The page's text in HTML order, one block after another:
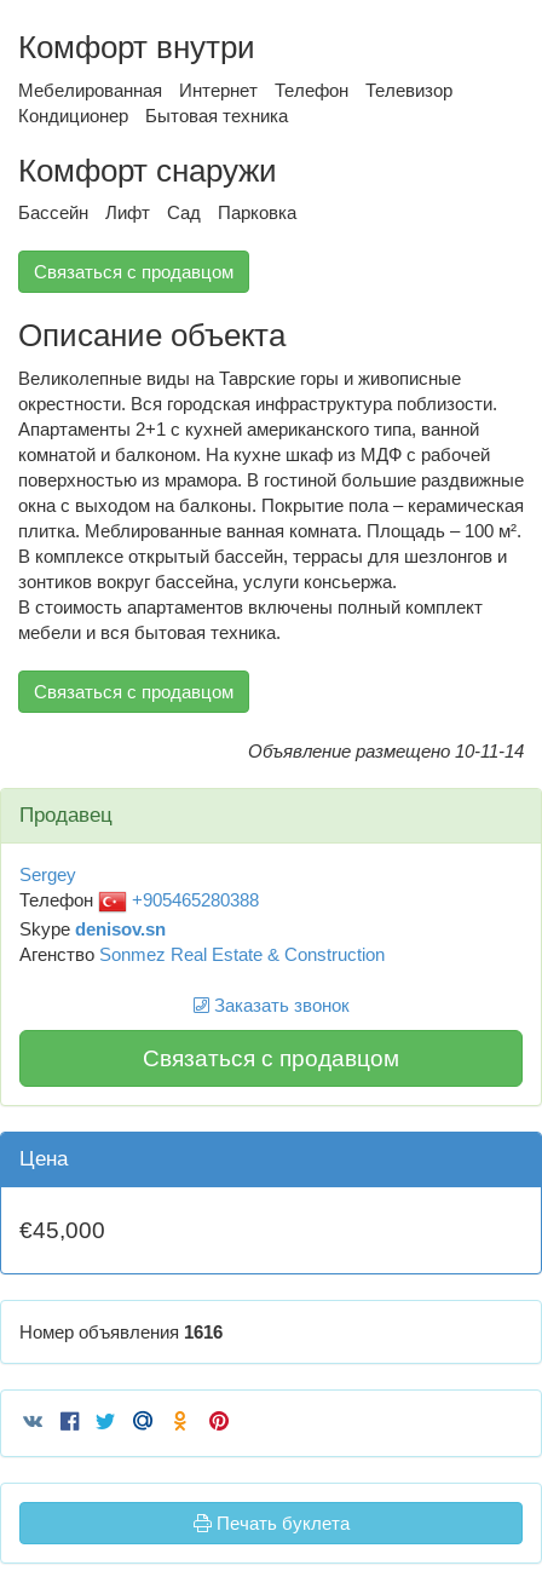
Комфорт внутри
Мебелированная Интернет Телефон
Телевизор
Кондиционер
Бытовая техника
Комфорт снаружи
Бассейн Лифт Сад Парковка
Связаться с продавцом
Описание объекта
Великолепные виды на Таврские горы и живописные
окрестности. Вся городская инфраструктура поблизости.
Апартаменты 2+1 с кухней американского типа, ванной
комнатой и балконом. На кухне шкаф из МДФ с рабочей
поверхностью из мрамора. В гостиной большие раздвижные
окна с выходом на балконы. Покрытие пола – керамическая
плитка. Меблированные ванная комната. Площадь – 100 м².
В комплексе открытый бассейн, террасы для шезлонгов и
зонтиков вокруг бассейна, услуги консьержа.
В стоимость апартаментов включены полный комплект
мебели и вся бытовая техника.
Связаться с продавцом
Объявление размещено 10-11-14
Продавец
Sergey
Телефон
+905465280388
Skype denisov.sn
Агенство Sonmez Real Estate & Construction
Заказать звонок
Связаться с продавцом
Цена
€45,000
Номер объявления 1616
Печать буклета